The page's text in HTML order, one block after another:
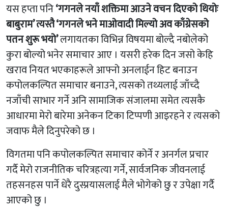
यस हप्ता पनि‘गगनले नयाँ शक्तिमा आउने वचन दिएको थियोः
बाबुराम’ त्यस्तै ‘गगनले भने माओवादी मिल्यो अव काँग्रेसको
पतन शुरू भयो’लगायतका विभिन्न विषयमा बोल्दै नबोलेको
कुरा बोल्यो भनेर समाचार आए । यसरी हरेक दिन जसो केहि
खराव नियत भएकाहरूले आफ्नो अनलाईन हिट बनाउन
कपोलकल्पित समाचार बनाउने, त्यसको तथ्यलाई जाँच्दै
नजाँची साभार गर्ने अनि सामाजिक संजालमा समेत त्यसकै
आधारमा मेरो बारेमा अनेकन टिका टिप्पणी आइरहने र त्यसको
जवाफ मैले दिनुपरेको छ ।
विगतमा पनि कपोलकल्पित समाचार कोर्ने र अनर्गल प्रचार
गर्दै मेरो राजनीतिक चरित्रहत्या गर्ने, सार्वजनिक जीवनलाई
तहसनहस पार्ने धेरै दुस्प्रयासलाई मैले भोगेको छु र उपेक्षा गर्दै
आएको छु ।